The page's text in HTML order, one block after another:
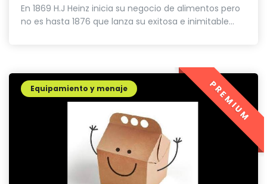
En 1869 H.J Heinz inicia su negocio de alimentos pero
no es hasta 1876 que lanza su exitosa e inimitable...
Equipamiento y menaje PREMIUM